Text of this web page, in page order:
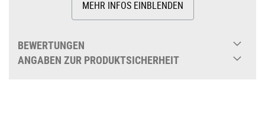
Bosch PowerTube 750
über 625Wh
Bosch Kiox 300
Shimano XT BR-M8120, Hydr. Disc Brake
(203/203)
MEHR INFOS EINBLENDEN
BEWERTUNGEN
ANGABEN ZUR PRODUKTSICHERHEIT